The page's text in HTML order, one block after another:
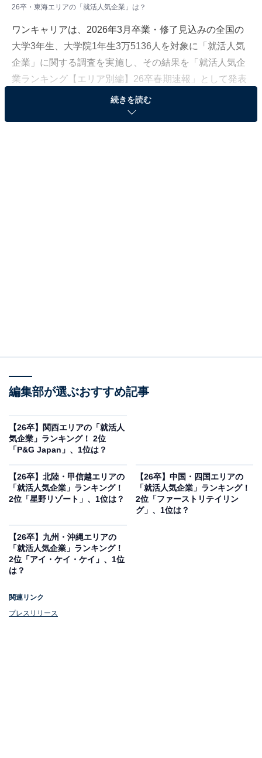
26卒・東海エリアの「就活人気企業」は？
ワンキャリアは、2026年3月卒業・修了見込みの全国の
大学3年生、大学院1年生3万5136人を対象に「就活人気
企業」に関する調査を実施し、その結果を「就活人気企
業ランキング【エリア別編】26卒春期速報」として発表
す。
菜ジュース ペットボトル 野菜飲料 野菜生活 100 オリジナ
ルティッシュセット
続きを読む
編集部が選ぶおすすめ記事
【26卒】関西エリアの「就活人
気企業」ランキング！ 2位
「P&G Japan」、1位は？
【26卒】北陸・甲信越エリアの
「就活人気企業」ランキング！
2位「星野リゾート」、1位は？
【26卒】中国・四国エリアの
「就活人気企業」ランキング！
2位「ファーストリテイリン
グ」、1位は？
【26卒】九州・沖縄エリアの
「就活人気企業」ランキング！
2位「アイ・ケイ・ケイ」、1位
は？
関連リンク
プレスリリース